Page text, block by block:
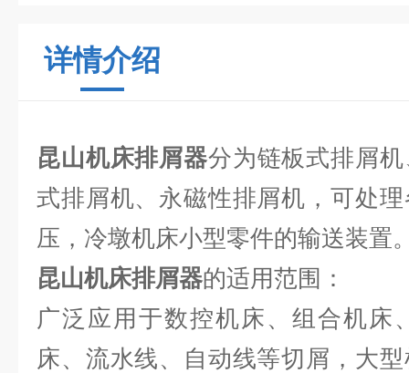
详情介绍
昆山机床排屑器分为链板式排屑
式排屑机、永磁性排屑机，可处
压，冷墩机床小型零件的输送装置
昆山机床排屑器的适用范围：
广泛应用于数控机床、组合机床
床、流水线、自动线等切屑，大